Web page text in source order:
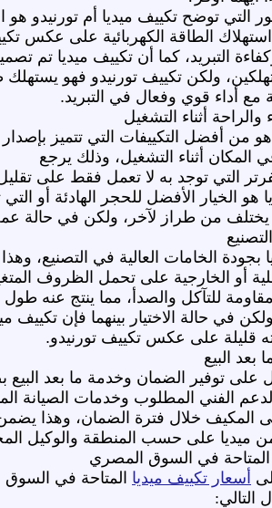
التي توضح تكييف ميديا أم تورنيدو هو
الطاقة الكهربائية على عكس
التبريد، كما أن تكييف ميديا تم
ولكن تكييف تورنيدو فهو
مع أداء قوي وفعال في التبريد.
أثناء التشغيل
هو من أفضل التكييفات التي تتميز
المكان أثناء التشغيل، وذلك يرجع
التي توجد به لا تعمل فقط على
هو الخيار الأفضل للحجر الهادئة أو
من طراز لآخر، ولكن في حالة عمل
بجودة الخامات العالية في التصنيع،
أو الخارجية على تحمل الظروف
للتآكل والصدأ، مما ينتج عنه
في حالة الاختيار بينهما فإن
قليلة على عكس تكييف تورنيدو.
البيع
على توفير الضمان وخدمة ما بعد
الفني المطلوب وخدمات الصيانة
المكيف خلال فترة الضمان، وهذا يضمن
ميديا على حسب المنطقة والوكيل
المتاحة في السوق المصري
أسعار تكييف ميديا المتاحة في
التالي: